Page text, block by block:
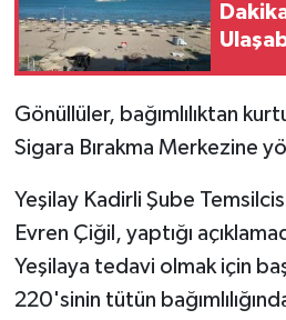
Gönüllüler, bağımlılıktan
Sigara Bırakma Merkezine
Yeşilay Kadirli Şube
Evren Çiğil, yaptığı
Yeşilaya tedavi olmak için
220'sinin tütün